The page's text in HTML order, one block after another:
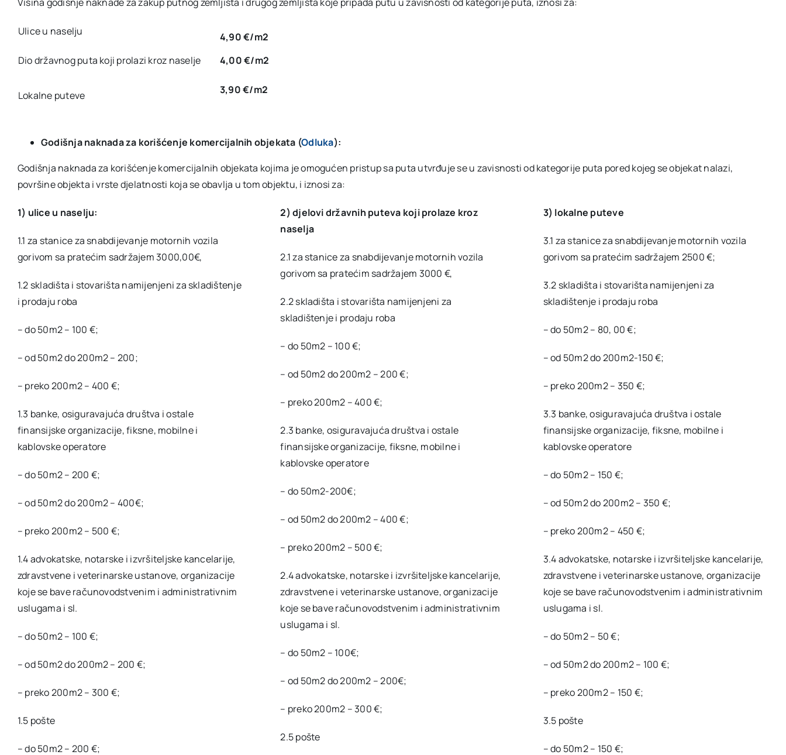
Ulice u naselju
4,90 €/m2
Dio državnog puta koji prolazi kroz naselje
4,00 €/m2
Lokalne puteve 3,90 €/m2
Godišnja naknada za korišćenje komercijalnih objekata (Odluka):
Godišnja naknada za korišćenje komercijalnih objekata kojima je omogućen pristup sa puta utvrđuje se u zavisnosti od kategorije puta pored kojeg se objekat nalazi,
površine objekta i vrste djelatnosti koja se obavlja u tom objektu, i iznosi za:
1) ulice u naselju:
1.1 za stanice za snabdijevanje motornih vozila
gorivom sa pratećim sadržajem 3000,00€,
1.2 skladišta i stovarišta namijenjeni za skladištenje
i prodaju roba
– do 50m2 – 100 €;
– od 50m2 do 200m2 – 200;
– preko 200m2 – 400 €;
1.3 banke, osiguravajuća društva i ostale
finansijske organizacije, fiksne, mobilne i
kablovske operatore
– do 50m2 – 200 €;
– od 50m2 do 200m2 – 400€;
– preko 200m2 – 500 €;
1.4 advokatske, notarske i izvršiteljske kancelarije,
zdravstvene i veterinarske ustanove, organizacije
koje se bave računovodstvenim i administrativnim
uslugama i sl.
– do 50m2 – 100 €;
– od 50m2 do 200m2 – 200 €;
– preko 200m2 – 300 €;
1.5 pošte
– do 50m2 – 200 €;
2) djelovi državnih puteva koji prolaze kroz
naselja
2.1 za stanice za snabdijevanje motornih vozila
gorivom sa pratećim sadržajem 3000 €,
2.2 skladišta i stovarišta namijenjeni za
skladištenje i prodaju roba
– do 50m2 – 100 €;
– od 50m2 do 200m2 – 200 €;
– preko 200m2 – 400 €;
2.3 banke, osiguravajuća društva i ostale
finansijske organizacije, fiksne, mobilne i
kablovske operatore
– do 50m2-200€;
– od 50m2 do 200m2 – 400 €;
– preko 200m2 – 500 €;
2.4 advokatske, notarske i izvršiteljske kancelarije,
zdravstvene i veterinarske ustanove, organizacije
koje se bave računovodstvenim i administrativnim
uslugama i sl.
– do 50m2 – 100€;
– od 50m2 do 200m2 – 200€;
– preko 200m2 – 300 €;
2.5 pošte
3) lokalne puteve
3.1 za stanice za snabdijevanje motornih vozila
gorivom sa pratećim sadržajem 2500 €;
3.2 skladišta i stovarišta namijenjeni za
skladištenje i prodaju roba
– do 50m2 – 80, 00 €;
– od 50m2 do 200m2-150 €;
– preko 200m2 – 350 €;
3.3 banke, osiguravajuća društva i ostale
finansijske organizacije, fiksne, mobilne i
kablovske operatore
– do 50m2 – 150 €;
– od 50m2 do 200m2 – 350 €;
– preko 200m2 – 450 €;
3.4 advokatske, notarske i izvršiteljske kancelarije,
zdravstvene i veterinarske ustanove, organizacije
koje se bave računovodstvenim i administrativnim
uslugama i sl.
– do 50m2 – 50 €;
– od 50m2 do 200m2 – 100 €;
– preko 200m2 – 150 €;
3.5 pošte
– do 50m2 – 150 €;